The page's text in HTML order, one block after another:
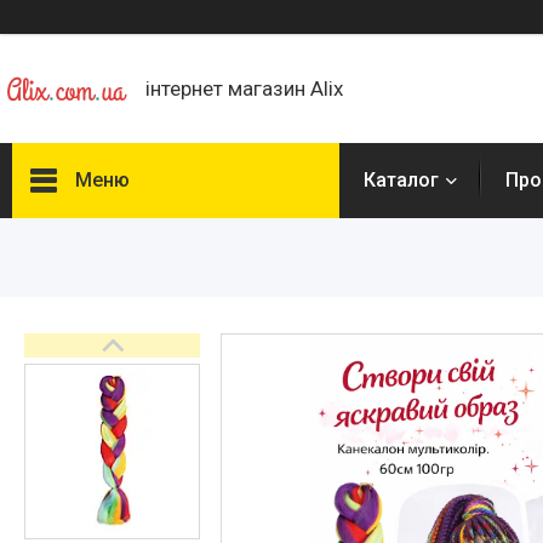
інтернет магазин Alix
Меню Каталог